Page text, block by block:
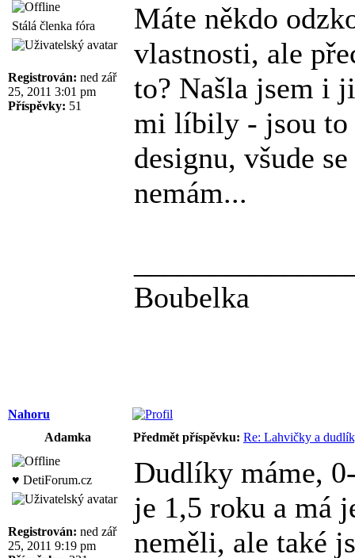
Stálá členka fóra
Registrován: ned zář
25, 2011 3:01 pm
Příspěvky: 51
Máte někdo
vlastnosti, ale
to? Našla jsem i
mi líbily - jsou to
designu, všude
nemám...
Boubelka
Nahoru
Adamka
Předmět příspěvku: Re: Lahvičky a
♥ DetiForum.cz
Registrován: ned zář
25, 2011 9:19 pm
Dudlíky máme,
je 1,5 roku a má
neměli, ale také